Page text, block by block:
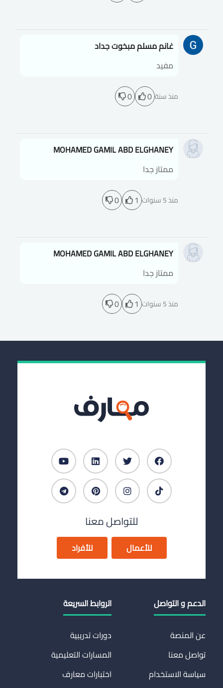
غانم مسلم مبخوت جداد
مفيد
منذ سنة 0
0
MOHAMED GAMIL ABD ELGHANEY
ممتاز جدا
منذ 5 سنوات 1
0
MOHAMED GAMIL ABD ELGHANEY
ممتاز جدا
منذ 5 سنوات 1
0
للتواصل معنا
للأعمال للأفراد
الدعم و التواصل
عن المنصة
تواصل معنا
سياسة الاستخدام
الروابط السريعة
دورات تدريبية
المسارات التعليمية
اختبارات معارف